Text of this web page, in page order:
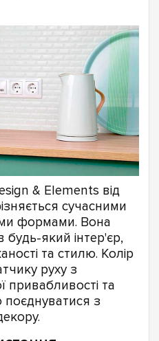
& Elements від
сучасними
формами. Вона
будь-який інтер'єр,
та стилю. Колір
руху з
та
з